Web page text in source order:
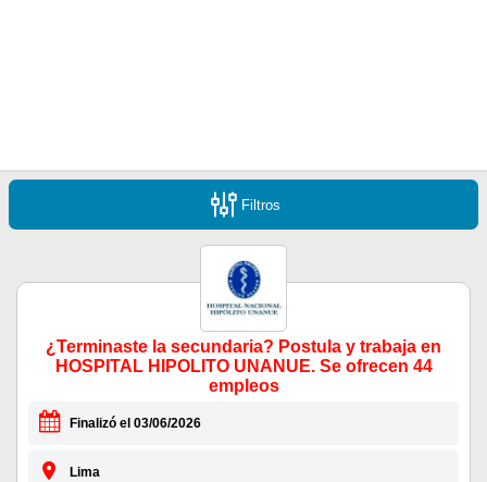
Filtros
¿Terminaste la secundaria? Postula y trabaja en
HOSPITAL HIPOLITO UNANUE. Se ofrecen 44
empleos
Finalizó el 03/06/2026
Lima